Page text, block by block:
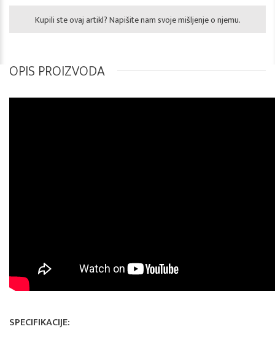
Kupili ste ovaj artikl? Napišite nam svoje mišljenje o njemu.
OPIS PROIZVODA
SPECIFIKACIJE: